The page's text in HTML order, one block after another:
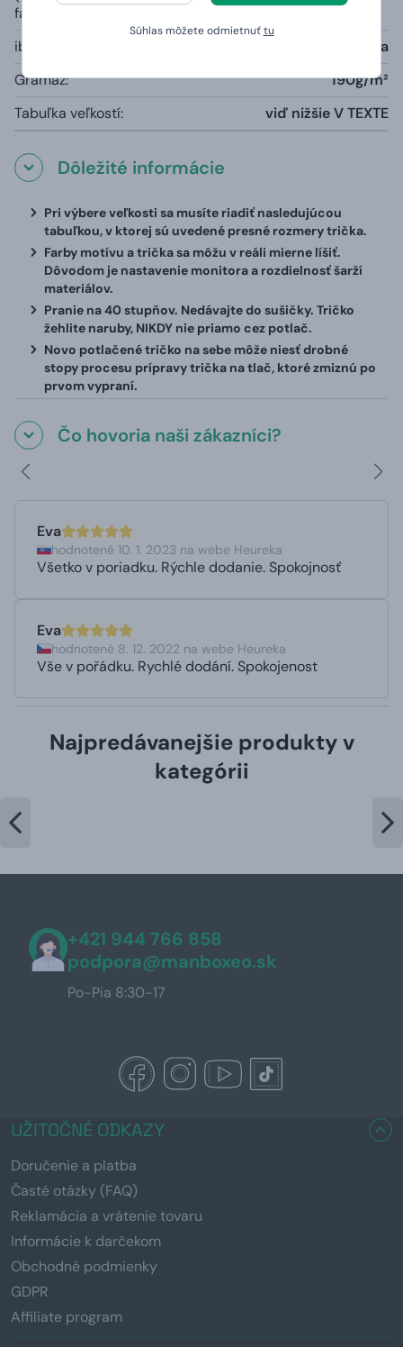
Súhlas môžete odmietnuťtu
farby):
iba šedá farba melange:
85% bavlna, 15% viskóza
Gramáž:
190g/m²
Tabuľka veľkostí:
viď nižšie V TEXTE
Dôležité informácie
Pri výbere veľkosti sa musíte riadiť nasledujúcou
tabuľkou, v ktorej sú uvedené presné rozmery trička.
Farby motívu a trička sa môžu v reáli mierne líšiť.
Dôvodom je nastavenie monitora a rozdielnosť šarží
materiálov.
Pranie na 40 stupňov. Nedávajte do sušičky. Tričko
žehlite naruby, NIKDY nie priamo cez potlač.
Novo potlačené tričko na sebe môže niesť drobné
stopy procesu prípravy trička na tlač, ktoré zmiznú po
prvom vypraní.
Čo hovoria naši zákazníci?
Eva
hodnotené 10. 1. 2023 na webe Heureka
Všetko v poriadku. Rýchle dodanie. Spokojnosť
Eva
hodnotené 8. 12. 2022 na webe Heureka
Vše v pořádku. Rychlé dodání. Spokojenost
Najpredávanejšie produkty v
kategórii
+421 944 766 858
podpora@manboxeo.sk
Po-Pia 8:30-17
UŽITOČNÉ ODKAZY
Doručenie a platba
Časté otázky (FAQ)
Reklamácia a vrátenie tovaru
Informácie k darčekom
Obchodné podmienky
GDPR
Affiliate program